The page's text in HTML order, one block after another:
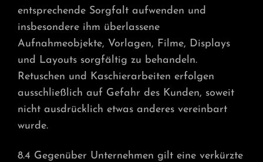
entsprechende Sorgfalt aufwenden und
insbesondere ihm überlassene
Aufnahmeobjekte, Vorlagen, Filme, Displays
und Layouts sorgfältig zu behandeln.
Retuschen und Kaschierarbeiten erfolgen
ausschließlich auf Gefahr des Kunden, soweit
nicht ausdrücklich etwas anderes vereinbart
wurde.
8.4 Gegenüber Unternehmen gilt eine verkürzte